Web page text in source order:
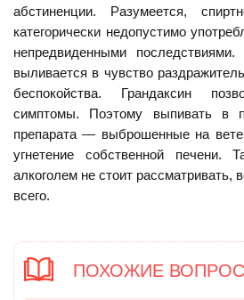
абстиненции. Разумеется,
категорически недопустимо
непредвиденными
выливается в чувство
беспокойства. Грандаксин
симптомы. Поэтому выпивать в
препарата — выброшенные на
угнетение собственной печени.
алкоголем не стоит рассматривать,
всего.
ПОХОЖИЕ